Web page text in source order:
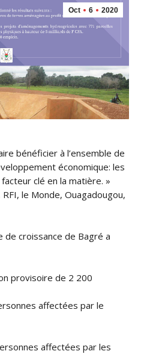
Oct 6 2020
bénéficier à l’ensemble de
économique: les
clé en la matière. »
le Monde, Ouagadougou,
de croissance de Bagré a
provisoire de 2 200
affectées par le
affectées par les